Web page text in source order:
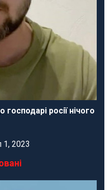
росії нічого
1, 2023